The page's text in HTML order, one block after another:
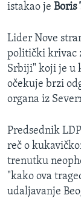
istakao je Boris
Lider Nove
politički krivac
Srbiji" koji je u
očekuje brzi
organa iz
Predsednik
reč o
trenutku
"kako ova
udaljavanje